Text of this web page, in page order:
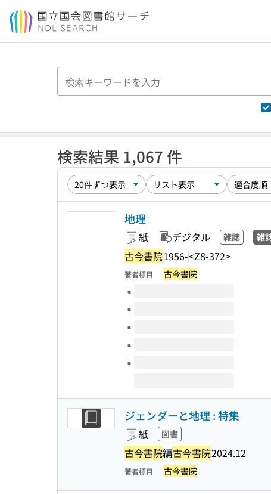
本文へ移動
検索結果 1,067 件
地理
紙 デジタル 雑誌 雑
古今書院1956-<Z8-372>
著者標目 古今書院
このタイトルの巻号
ジェンダーと地理 : 特集
紙 図書
古今書院編古今書院2024.12
著者標目 古今書院